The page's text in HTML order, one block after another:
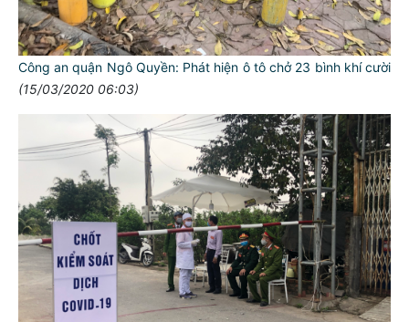
Công an quận Ngô Quyền: Phát hiện ô tô chở 23 bình khí cười
(15/03/2020 06:03)